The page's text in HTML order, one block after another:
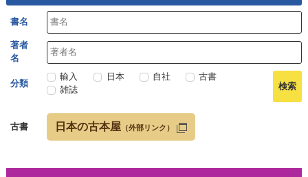
書名
著者
名
分類
輸入 日本 自社
古書
雑誌
古書 日本の古本屋 （外部リンク）